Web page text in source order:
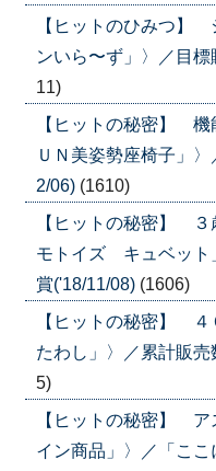
【ヒットのひみつ】
ンいら〜ず」〉／目
11)
【ヒットの秘密】 機
ＵＮ美姿勢座椅子」
2/06) (1610)
【ヒットの秘密】 ３
モトイズ キュベット
賞('18/11/08) (1606)
【ヒットの秘密】 ４
たわし」〉／累計販
5)
【ヒットの秘密】 ア
イン商品」〉／「こ